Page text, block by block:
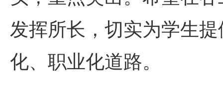
发挥所长，切实为学生
化、职业化道路。